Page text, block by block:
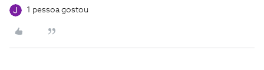
1 pessoa gostou